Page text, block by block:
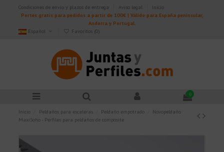
Condiciones de envío y plazos de entrega Aviso legal
Inicio
Portes gratis para pedidos a partir de 100€ | Válido para España peninsular,
Andorra y Portugal.
Español
Favoritos (0)
0
Inicio Peldaños para escaleras Peldaño empotrado
Novopeldaño
MaxiSoho - Perfiles para peldaños de composite